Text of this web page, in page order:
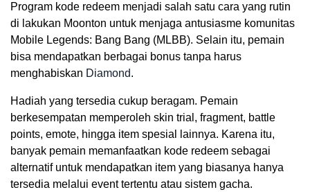
Program kode redeem menjadi salah satu cara yang rutin
di lakukan Moonton untuk menjaga antusiasme komunitas
Mobile Legends: Bang Bang (MLBB). Selain itu, pemain
bisa mendapatkan berbagai bonus tanpa harus
menghabiskan Diamond.
Hadiah yang tersedia cukup beragam. Pemain
berkesempatan memperoleh skin trial, fragment, battle
points, emote, hingga item spesial lainnya. Karena itu,
banyak pemain memanfaatkan kode redeem sebagai
alternatif untuk mendapatkan item yang biasanya hanya
tersedia melalui event tertentu atau sistem gacha.